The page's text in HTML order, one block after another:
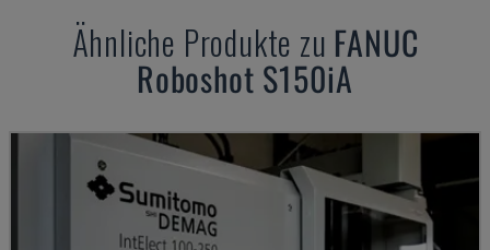
Ähnliche Produkte zu FANUC
Roboshot S150iA